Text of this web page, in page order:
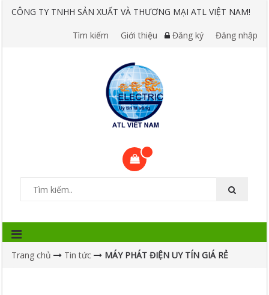
CÔNG TY TNHH SẢN XUẤT VÀ THƯƠNG MẠI ATL VIỆT NAM!
Tìm kiếm Giới thiệu Đăng ký Đăng nhập
Trang chủ Tin tức MÁY PHÁT ĐIỆN UY TÍN GIÁ RẺ